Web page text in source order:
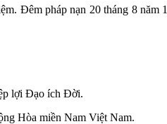
Đêm pháp nạn 20 tháng 8 năm
lợi Đạo ích Đời.
Hòa miền Nam Việt Nam.